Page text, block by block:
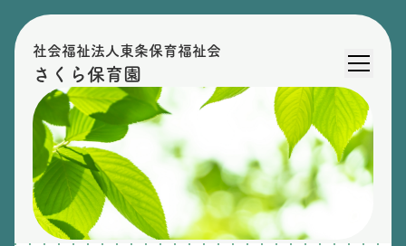
社会福祉法人東条保育福祉会
さくら保育園